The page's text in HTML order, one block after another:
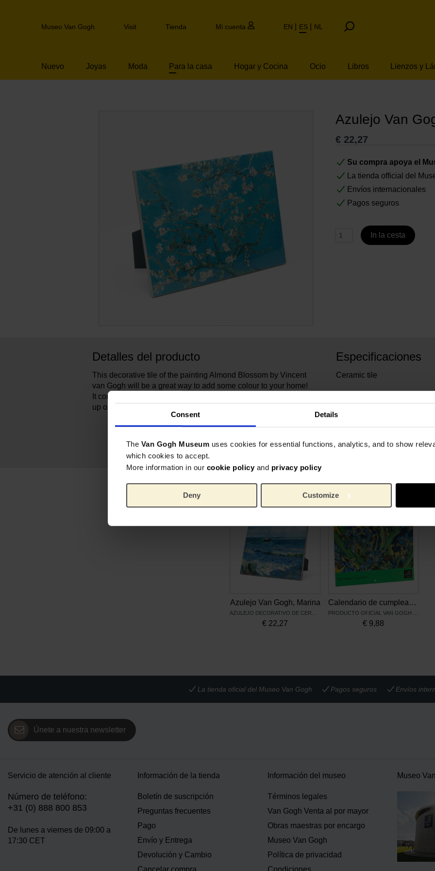
Consent Details
The Van Gogh Museum uses cookies for essential functions, analytics, and to show
which cookies to accept.
More information in our cookie policy and privacy policy
Deny Customize
to
Header
Museo Van Gogh Visit Tienda Mi cuenta EN ES NL
Nuevo Joyas Moda Para la casa Hogar y Cocina Ocio Libros Lienzos y
Azulejo Van
€ 22,27
Su compra apoya el
La tienda official del
Envíos internacionales
Pagos seguros
In la cesta
Detalles del producto
This decorative tile of the painting Almond Blossom by Vincent
van Gogh will be a great way to add some colour to your home!
It comes with a handy easelback, to stand on your table or put
up on your wall.
Especificaciones
Ceramic tile
Ancho:
Alto: 15 cm
Peso: 600
Material:
Productos relacionados
Azulejo Van Gogh, Marina
€ 22,27
Calendario de cumpleaños Van Gogh
€ 9,88
La tienda oficial del Museo Van Gogh Pagos seguros Envíos
Únete a nuestra newsletter
Servicio de atención al cliente
Número de teléfono:
+31 (0) 888 800 853
De lunes a viernes de 09:00 a
17:30 CET
Información de la tienda
Boletín de suscripción
Preguntas frecuentes
Pago
Envío y Entrega
Devolución y Cambio
Cancelar compra
Información del museo
Términos legales
Van Gogh Venta al por mayor
Obras maestras por encargo
Museo Van Gogh
Política de privacidad
Condiciones
Museo